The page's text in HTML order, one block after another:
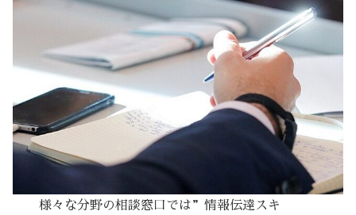
様々な分野の相談窓口では”情報伝達スキ